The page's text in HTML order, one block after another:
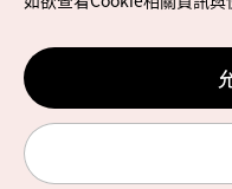
Copyrights (c) 韓國觀光
如有相關疑問或建議，
chinese_big5@knto.or.kr